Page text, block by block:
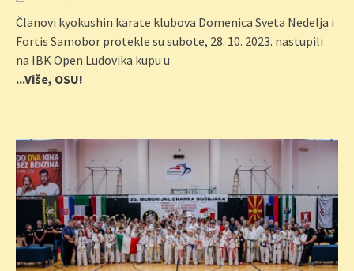
Članovi kyokushin karate klubova Domenica Sveta Nedelja i
Fortis Samobor protekle su subote, 28. 10. 2023. nastupili
na IBK Open Ludovika kupu u
...Više, OSU!